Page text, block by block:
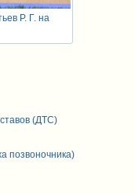
Р. Г. на
(ДТС)
позвоночника)